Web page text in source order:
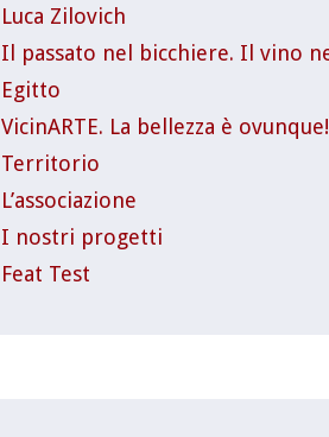
Luca Zilovich
Il passato nel bicchiere. Il vino
Egitto
VicinARTE. La bellezza è ovunque!
Territorio
L’associazione
I nostri progetti
Feat Test